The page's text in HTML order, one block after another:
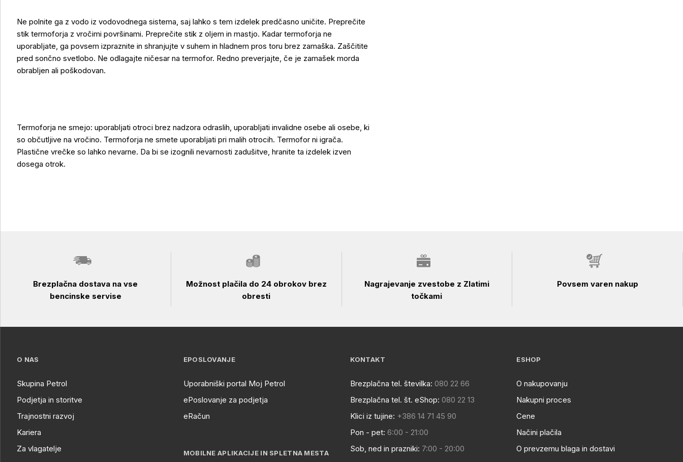
Uporaba izdelka
Ne polnite ga z vodo iz vodovodnega sistema, saj lahko s tem izdelek predčasno uničite. Preprečite
stik termoforja z vročimi površinami. Preprečite stik z oljem in mastjo. Kadar termoforja ne
uporabljate, ga povsem izpraznite in shranjujte v suhem in hladnem pros toru brez zamaška. Zaščitite
pred sončno svetlobo. Ne odlagajte ničesar na termofor. Redno preverjajte, če je zamašek morda
obrabljen ali poškodovan.
Termoforja ne smejo: uporabljati otroci brez nadzora odraslih, uporabljati invalidne osebe ali osebe, ki
so občutljive na vročino. Termoforja ne smete uporabljati pri malih otrocih. Termofor ni igrača.
Plastične vrečke so lahko nevarne. Da bi se izognili nevarnosti zadušitve, hranite ta izdelek izven
dosega otrok.
Brezplačna dostava na vse
bencinske servise
Možnost plačila do 24 obrokov brez
obresti
Nagrajevanje zvestobe z Zlatimi
točkami
Povsem varen nakup
O NAS
Skupina Petrol
Podjetja in storitve
Trajnostni razvoj
Kariera
Za vlagatelje
EPOSLOVANJE
Uporabniški portal Moj Petrol
ePoslovanje za podjetja
eRačun
MOBILNE APLIKACIJE IN SPLETNA MESTA
KONTAKT
Brezplačna tel. številka: 080 22 66
Brezplačna tel. št. eShop: 080 22 13
Klici iz tujine: +386 14 71 45 90
Pon - pet: 6:00 - 21:00
Sob, ned in prazniki: 7:00 - 20:00
ESHOP
O nakupovanju
Nakupni proces
Cene
Načini plačila
O prevzemu blaga in dostavi